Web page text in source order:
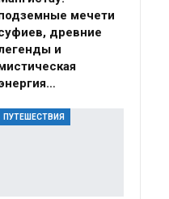
мечети
древние
и
ПУТЕШЕСТВИЯ